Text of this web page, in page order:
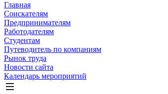
Главная
Соискателям
Предпринимателям
Работодателям
Студентам
Путеводитель по компаниям
Рынок труда
Новости сайта
Календарь мероприятий